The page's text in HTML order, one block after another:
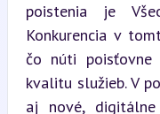
poistenia je
Konkurencia v
čo núti poisťovne
kvalitu služieb. V
aj nové,